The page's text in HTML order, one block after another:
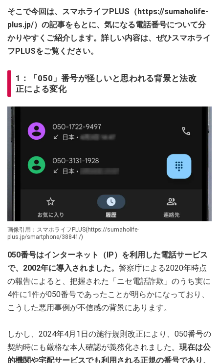
そこで今回は、スマホライフPLUS（https://sumaholife-
plus.jp/）の記事をもとに、気になる電話番号について分
かりやすくご紹介します。詳しい内容は、ぜひスマホライ
フPLUSをご覧ください。
1：「050」番号が怪しいと思われる背景と法改
正による変化
画像引用：スマホライフPLUS(https://sumaholife-
plus.jp/smartphone/38841/)
050番号はインターネット（IP）を利用した電話サービス
で、2002年に導入されました。 警察庁による2020年時点
の報告によると、把握された「ニセ電話詐欺」のうち実に
4件に1件が050番号であったことが明らかになっており、
こうした悪用事例が不信感の背景にあります。
しかし、2024年4月1日の施行規則改正により、050番号の
契約時にも厳格な本人確認が義務化されました。 現在は公
的機関や宅配サービスでも利用される正規の番号であり、